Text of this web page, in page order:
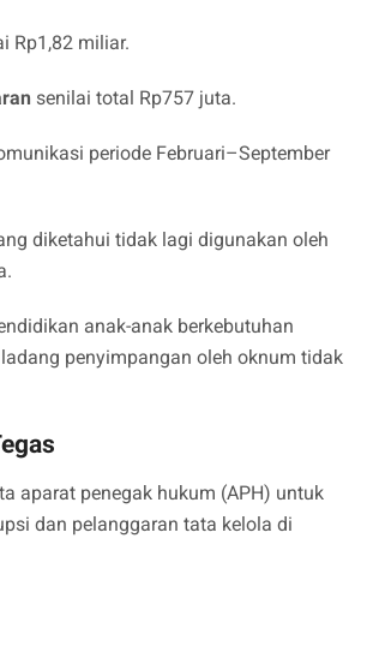
Rp1,82 miliar.
senilai total Rp757 juta.
periode Februari–September
diketahui tidak lagi digunakan oleh
anak-anak berkebutuhan
penyimpangan oleh oknum tidak
aparat penegak hukum (APH) untuk
dan pelanggaran tata kelola di